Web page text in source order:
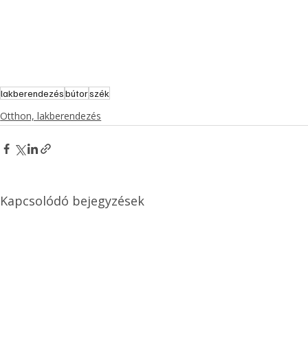
lakberendezésbútorszék
Otthon, lakberendezés
Kapcsolódó bejegyzések